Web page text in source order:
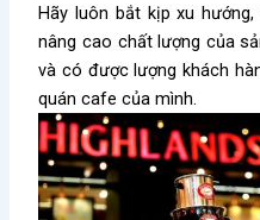
Hãy luôn bắt kịp xu
nâng cao chất lượng của
và có được lượng khách
quán cafe của mình.